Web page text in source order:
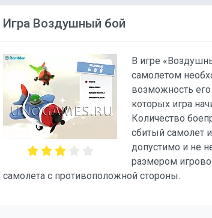
Игра Воздушный бой
В игре
самолетом
возможность
которых игра
Количество
сбитый самолет
допустимо и не
размером
самолета с противоположной стороны.